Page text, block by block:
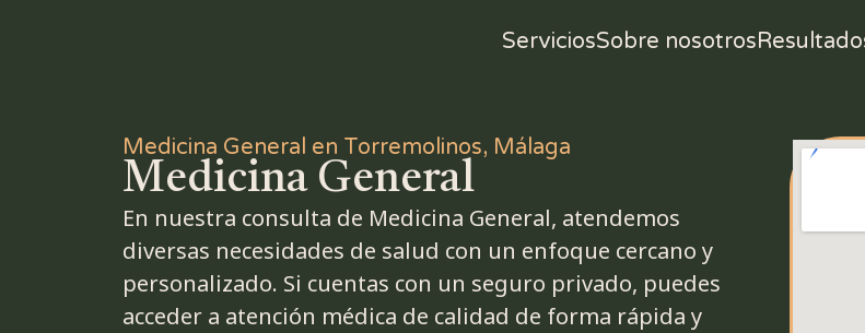
ServiciosSobre nosotros
Medicina General en Torremolinos, Málaga
Medicina General
En nuestra consulta de Medicina General, atendemos
diversas necesidades de salud con un enfoque cercano y
personalizado. Si cuentas con un seguro privado, puedes
acceder a atención médica de calidad de forma rápida y